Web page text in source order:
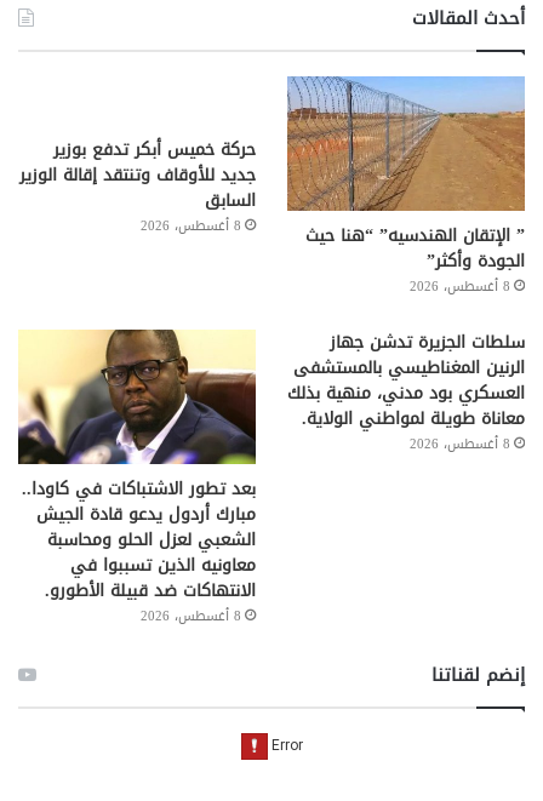
أحدث المقالات
” الإتقان الهندسيه” “هنا حيث
الجودة وأكثر”
8 أغسطس، 2026
حركة خميس أبكر تدفع بوزير
جديد للأوقاف وتنتقد إقالة الوزير
السابق
8 أغسطس، 2026
سلطات الجزيرة تدشن جهاز
الرنين المغناطيسي بالمستشفى
العسكري بود مدني، منهية بذلك
معاناة طويلة لمواطني الولاية.
8 أغسطس، 2026
بعد تطور الاشتباكات في كاودا..
مبارك أردول يدعو قادة الجيش
الشعبي لعزل الحلو ومحاسبة
معاونيه الذين تسببوا في
الانتهاكات ضد قبيلة الأطورو.
8 أغسطس، 2026
إنضم لقناتنا